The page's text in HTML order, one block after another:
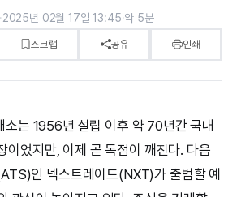
·2025년 02월 17일 13:45·약 5분
스크랩 공유 인쇄
소는 1956년 설립 이후 약 70년간 국내
이었지만, 이제 곧 독점이 깨진다. 다음
인 넥스트레이드(NXT)가 출범할 예